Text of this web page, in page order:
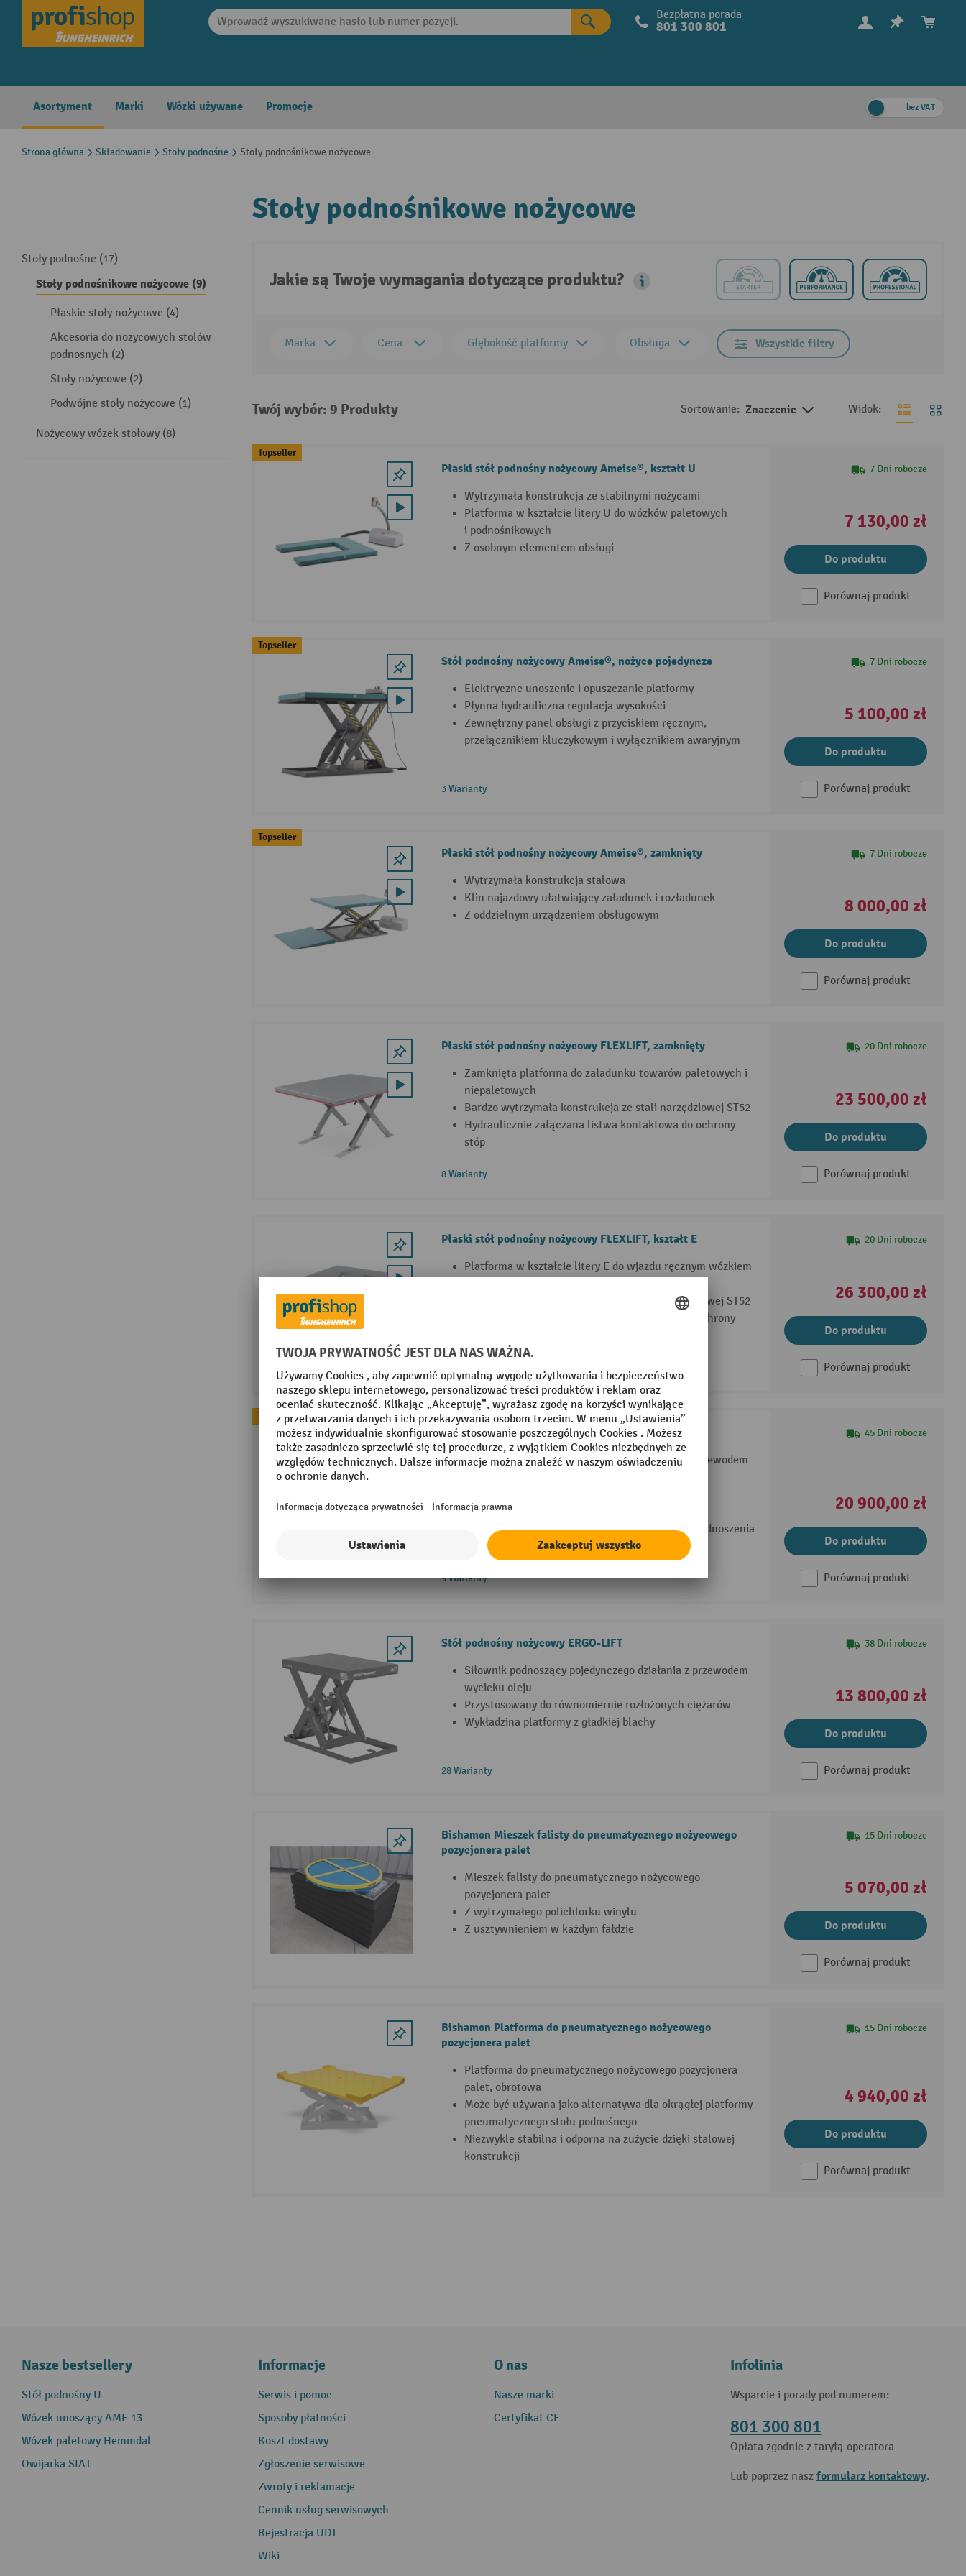
Skip to main navigation Bezpłatna porada
801 300 801
Asortyment Marki Wózki używane Promocje bez VAT
Strona główna Składowanie Stoły podnośne Stoły podnośnikowe nożycowe
Stoły podnośne (17)
Stoły podnośnikowe nożycowe (9)
Płaskie stoły nożycowe (4)
Akcesoria do nozycowych stolów
podnosnych (2)
Stoły nożycowe (2)
Podwójne stoły nożycowe (1)
Nożycowy wózek stołowy (8)
Stoły podnośnikowe nożycowe
Jakie są Twoje wymagania dotyczące produktu?
Marka Cena Głębokość platformy Obsługa Wszystkie filtry
Twój wybór: 9 Produkty Sortowanie: Znaczenie Widok:
Topseller
Płaski stół podnośny nożycowy Ameise®, kształt U
Wytrzymała konstrukcja ze stabilnymi nożycami
Platforma w kształcie litery U do wózków paletowych
i podnośnikowych
Z osobnym elementem obsługi
7 Dni robocze
7 130,00 zł
Do produktu
Porównaj produkt
Topseller
Stół podnośny nożycowy Ameise®, nożyce pojedyncze
Elektryczne unoszenie i opuszczanie platformy
Płynna hydrauliczna regulacja wysokości
Zewnętrzny panel obsługi z przyciskiem ręcznym,
przełącznikiem kluczykowym i wyłącznikiem awaryjnym
3 Warianty
7 Dni robocze
5 100,00 zł
Do produktu
Porównaj produkt
Topseller
Płaski stół podnośny nożycowy Ameise®, zamknięty
Wytrzymała konstrukcja stalowa
Klin najazdowy ułatwiający załadunek i rozładunek
Z oddzielnym urządzeniem obsługowym
7 Dni robocze
8 000,00 zł
Do produktu
Porównaj produkt
Płaski stół podnośny nożycowy FLEXLIFT, zamknięty
Zamknięta platforma do załadunku towarów paletowych i
niepaletowych
Bardzo wytrzymała konstrukcja ze stali narzędziowej ST52
Hydraulicznie załączana listwa kontaktowa do ochrony
stóp
8 Warianty
20 Dni robocze
23 500,00 zł
Do produktu
Porównaj produkt
Płaski stół podnośny nożycowy FLEXLIFT, kształt E
Platforma w kształcie litery E do wjazdu ręcznym wózkiem
Bardzo wytrzymała konstrukcja ze stali narzędziowej ST52
Hydraulicznie załączana listwa kontaktowa do ochrony
20 Dni robocze
26 300,00 zł
Do produktu
Porównaj produkt
Topseller
Stół podnośny z podwójnymi nożycami ERGO-LIFT
Siłownik podnoszący pojedynczego działania z przewodem
proszkowo blachy stalowej
Blokady mechaniczne w dolnej i górnej pozycji podnoszenia
zabezpieczają ładunek
9 Warianty
45 Dni robocze
20 900,00 zł
Do produktu
Porównaj produkt
Stół podnośny nożycowy ERGO-LIFT
Siłownik podnoszący pojedynczego działania z przewodem
wycieku oleju
Przystosowany do równomiernie rozłożonych ciężarów
Wykładzina platformy z gładkiej blachy
28 Warianty
38 Dni robocze
13 800,00 zł
Do produktu
Porównaj produkt
Bishamon Mieszek falisty do pneumatycznego nożycowego
pozycjonera palet
Mieszek falisty do pneumatycznego nożycowego
pozycjonera palet
Z wytrzymałego polichlorku winylu
Z usztywnieniem w każdym fałdzie
15 Dni robocze
5 070,00 zł
Do produktu
Porównaj produkt
Bishamon Platforma do pneumatycznego nożycowego
pozycjonera palet
Platforma do pneumatycznego nożycowego pozycjonera
palet, obrotowa
Może być używana jako alternatywa dla okrągłej platformy
pneumatycznego stołu podnośnego
Niezwykle stabilna i odporna na zużycie dzięki stalowej
konstrukcji
15 Dni robocze
4 940,00 zł
Do produktu
Porównaj produkt
Nasze bestsellery
Stół podnośny U
Wózek unoszący AME 13
Wózek paletowy Hemmdal
Owijarka SIAT
Informacje
Serwis i pomoc
Sposoby płatności
Koszt dostawy
Zgłoszenie serwisowe
Zwroty i reklamacje
Cennik usług serwisowych
Rejestracja UDT
Wiki
O nas
Nasze marki
Certyfikat CE
Infolinia
Wsparcie i porady pod numerem:
801 300 801
Opłata zgodnie z taryfą operatora
Lub poprzez nasz formularz kontaktowy.